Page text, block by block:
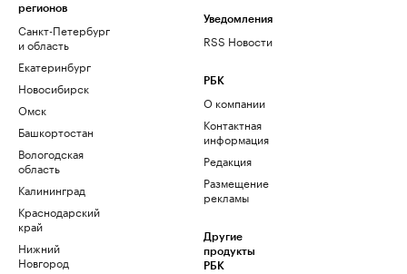
регионов
Санкт-Петербург
и область
Екатеринбург
Новосибирск
Омск
Башкортостан
Вологодская
область
Калининград
Краснодарский
край
Нижний
Новгород
Уведомления
RSS Новости
РБК
О компании
Контактная
информация
Редакция
Размещение
рекламы
Другие
продукты
РБК